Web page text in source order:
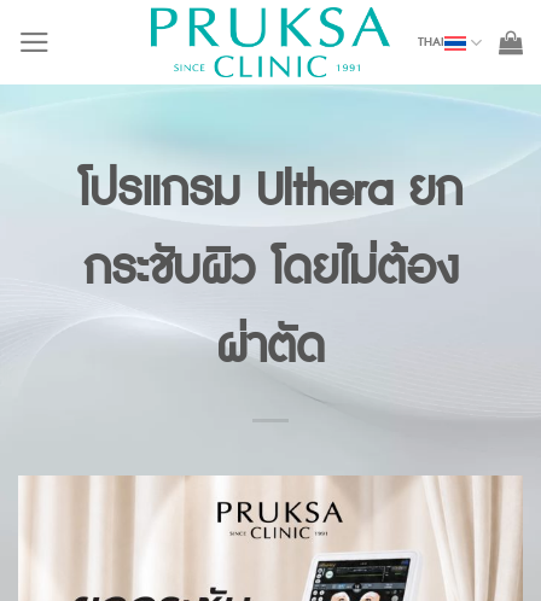
content
THAI
โปรแกรม Ulthera ยก
กระชับผิว โดยไม่ต้อง
ผ่าตัด